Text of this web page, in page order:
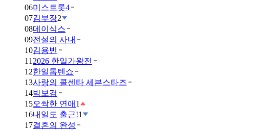
06미스트롯4
07김부장2
08데이식스
09전설의 사내
10김용빈
11 2026 한일가왕전
12한일톱텐쇼
13사랑의 콜센타 세븐스타즈
14박보검
15오싹한 연애 1
16내일도 출근!1
17결혼의 완성